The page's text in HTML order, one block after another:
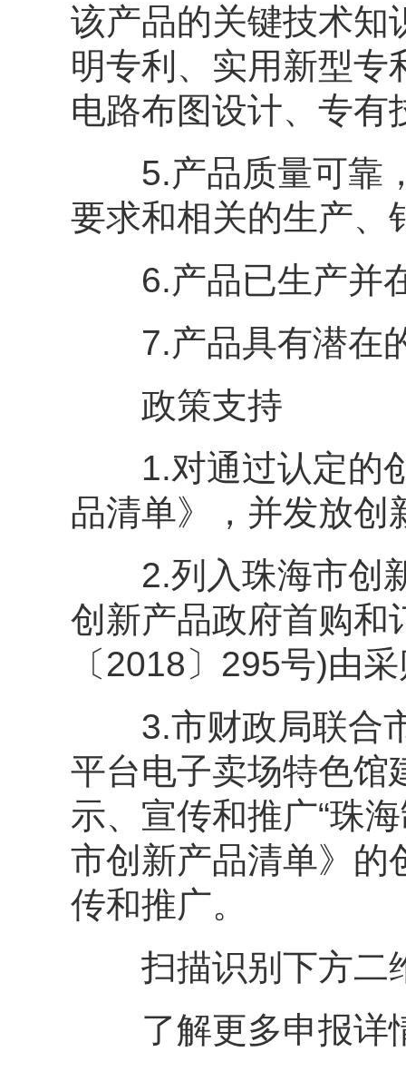
该产品的关键技术知
明专利、实用新型专
电路布图设计、专有
5.产品质量可靠，
要求和相关的生产、
6.产品已生产并在
7.产品具有潜在的
政策支持
1.对通过认定的创
品清单》，并发放创
2.列入珠海市创新
创新产品政府首购和
〔2018〕295号)由
3.市财政局联合市
平台电子卖场特色馆
示、宣传和推广“珠
市创新产品清单》的
传和推广。
扫描识别下方二
了解更多申报详